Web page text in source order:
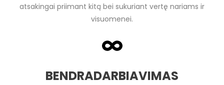
atsakingai priimant kitą bei sukuriant vertę nariams ir
visuomenei.
BENDRADARBIAVIMAS